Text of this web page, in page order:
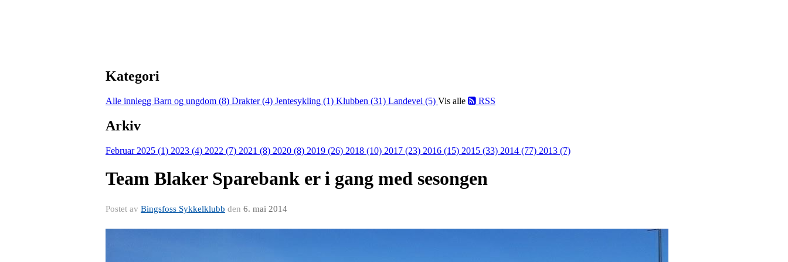
Kategori
Alle innlegg Barn og ungdom (8) Drakter (4) Jentesykling (1) Klubben (31) Landevei (5) Vis alle RSS
Arkiv
Februar 2025 (1) 2023 (4) 2022 (7) 2021 (8) 2020 (8) 2019 (26) 2018 (10) 2017 (23) 2016 (15) 2015 (33) 2014 (77) 2013 (7)
Team Blaker Sparebank er i gang med sesongen
Postet av Bingsfoss Sykkelklubb den 6. mai 2014